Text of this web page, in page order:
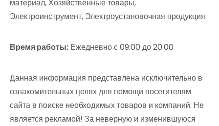
материал, Хозяйственные товары,
Электроинструмент, Электроустановочная продукция
Время работы: Ежедневно с 09:00 до 20:00
Данная информация представлена исключительно в
ознакомительных целях для помощи посетителям
сайта в поиске необходимых товаров и компаний. Не
является рекламой! За неверную и изменившуюся